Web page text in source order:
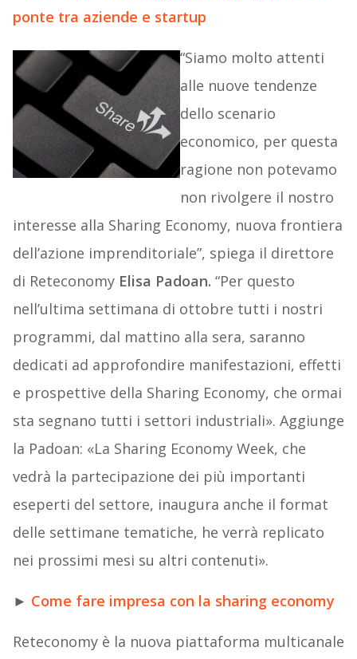
ponte tra aziende e startup
“Siamo molto attenti
alle nuove tendenze
dello scenario
economico, per questa
ragione non potevamo
non rivolgere il nostro
interesse alla Sharing Economy, nuova frontiera
dell’azione imprenditoriale”, spiega il direttore
di Reteconomy Elisa Padoan. “Per questo
nell’ultima settimana di ottobre tutti i nostri
programmi, dal mattino alla sera, saranno
dedicati ad approfondire manifestazioni, effetti
e prospettive della Sharing Economy, che ormai
sta segnano tutti i settori industriali». Aggiunge
la Padoan: «La Sharing Economy Week, che
vedrà la partecipazione dei più importanti
eseperti del settore, inaugura anche il format
delle settimane tematiche, he verrà replicato
nei prossimi mesi su altri contenuti».
► Come fare impresa con la sharing economy
Reteconomy è la nuova piattaforma multicanale